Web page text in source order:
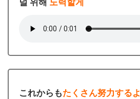
これからもたくさん努力するよ